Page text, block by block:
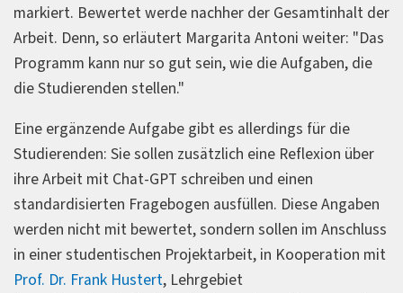
markiert. Bewertet werde nachher der Gesamtinhalt der
Arbeit. Denn, so erläutert Margarita Antoni weiter: "Das
Programm kann nur so gut sein, wie die Aufgaben, die
die Studierenden stellen."
Eine ergänzende Aufgabe gibt es allerdings für die
Studierenden: Sie sollen zusätzlich eine Reflexion über
ihre Arbeit mit Chat-GPT schreiben und einen
standardisierten Fragebogen ausfüllen. Diese Angaben
werden nicht mit bewertet, sondern sollen im Anschluss
in einer studentischen Projektarbeit, in Kooperation mit
Prof. Dr. Frank Hustert, Lehrgebiet